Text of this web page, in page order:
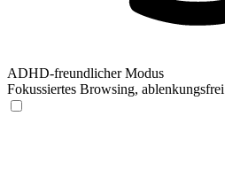
ADHD-freundlicher Modus
Fokussiertes Browsing, ablenkungsfrei